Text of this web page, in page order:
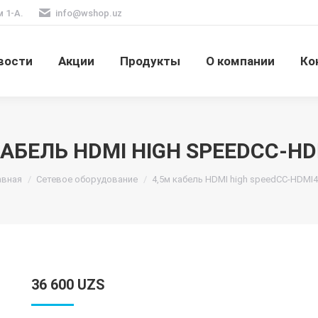
1-А. info@wshop.uz
Акции Продукты О компании
HDMI HIGH SPEEDCC-
Сетевое оборудование 4,5м кабель HDMI high speedCC-
36 600 UZS